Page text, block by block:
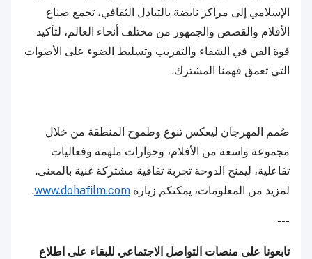
الإسلامي إلى مراكز نابضة بالتبادل الثقافي، تجمع صناع
الأفلام والقصص والجمهور من مختلف أنحاء العالم، لتأكيد
قوة الفن في الشفاء والتقريب وتسليط الضوء على الأصوات
التي تعمق فهمنا المشترك.
صُمم المهرجان ليعكس تنوع وطموح المنطقة من خلال
مجموعة واسعة من الأفلام، وحوارات ملهمة وفعاليات
تفاعلية، ليمنح الدوحة تجربة ثقافية مشتركة غنية بالمعنى.
لمزيد من المعلومات، يمكنكم زيارة www.dohafilm.com
.
---
تابعونا على منصات التواصل الاجتماعي للبقاء على اطلاع